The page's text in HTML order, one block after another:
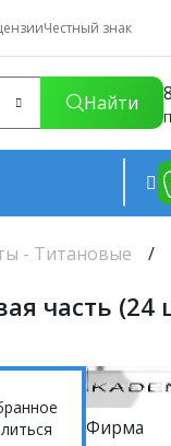
Честный знак
Найти
- Титановые
часть (24
Фирма